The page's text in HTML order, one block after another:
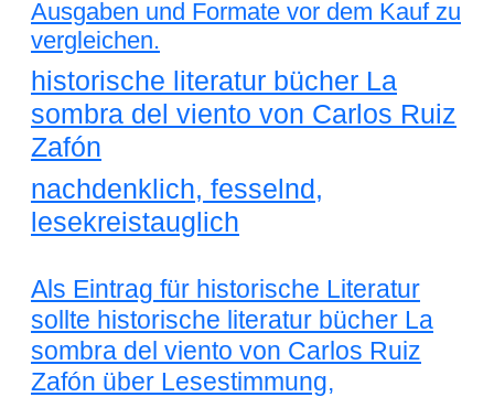
Ausgaben und Formate vor dem Kauf zu
vergleichen.
historische literatur bücher La
sombra del viento von Carlos Ruiz
Zafón
nachdenklich, fesselnd,
lesekreistauglich
Als Eintrag für historische Literatur
sollte historische literatur bücher La
sombra del viento von Carlos Ruiz
Zafón über Lesestimmung,